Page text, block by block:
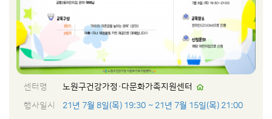
센터명
노원구건강가정·다문화가족지원센터
행사일시
21년 7월 8일(목) 19:30 ~ 21년 7월 15일(목) 21:00